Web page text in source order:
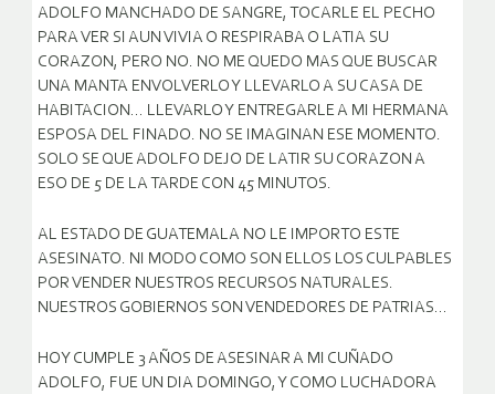
ADOLFO MANCHADO DE SANGRE, TOCARLE EL PECHO
PARA VER SI AUN VIVIA O RESPIRABA O LATIA SU
CORAZON, PERO NO. NO ME QUEDO MAS QUE BUSCAR
UNA MANTA ENVOLVERLO Y LLEVARLO A SU CASA DE
HABITACION… LLEVARLO Y ENTREGARLE A MI HERMANA
ESPOSA DEL FINADO. NO SE IMAGINAN ESE MOMENTO.
SOLO SE QUE ADOLFO DEJO DE LATIR SU CORAZON A
ESO DE 5 DE LA TARDE CON 45 MINUTOS.
AL ESTADO DE GUATEMALA NO LE IMPORTO ESTE
ASESINATO. NI MODO COMO SON ELLOS LOS CULPABLES
POR VENDER NUESTROS RECURSOS NATURALES.
NUESTROS GOBIERNOS SON VENDEDORES DE PATRIAS…
HOY CUMPLE 3 AÑOS DE ASESINAR A MI CUÑADO
ADOLFO, FUE UN DIA DOMINGO, Y COMO LUCHADORA